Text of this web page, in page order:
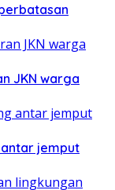
JKN warga
antar jemput